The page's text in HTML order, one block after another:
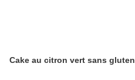
Cake au citron vert sans gluten